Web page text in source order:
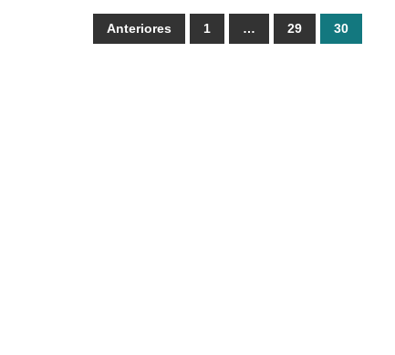
Paginación
Anteriores 1 … 29 30